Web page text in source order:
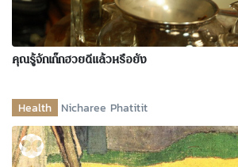
คุณรู้จักเก๊กฮวยดีแล้วหรือยัง
Health Nicharee Phatitit